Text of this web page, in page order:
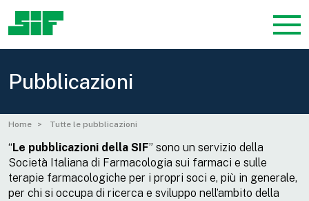
Pubblicazioni
Home Tutte le pubblicazioni
“ Le pubblicazioni della SIF” sono un servizio della
Società Italiana di Farmacologia sui farmaci e sulle
terapie farmacologiche per i propri soci e, più in generale,
per chi si occupa di ricerca e sviluppo nell’ambito della